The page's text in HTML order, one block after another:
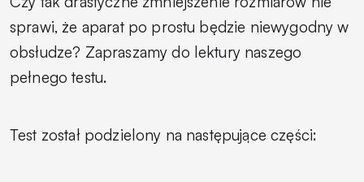
sprawi, że aparat po prostu będzie niewygodny w
obsłudze? Zapraszamy do lektury naszego
pełnego testu.
Test został podzielony na następujące części: